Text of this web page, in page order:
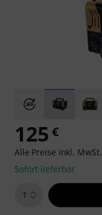
125 €
Alle Preise inkl. MwSt.
Sofort lieferbar
1